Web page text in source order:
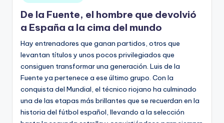
De la Fuente, el hombre que devolvió
a España a la cima del mundo
Hay entrenadores que ganan partidos, otros que
levantan títulos y unos pocos privilegiados que
consiguen transformar una generación. Luis de la
Fuente ya pertenece a ese último grupo. Con la
conquista del Mundial, el técnico riojano ha culminado
una de las etapas más brillantes que se recuerdan en la
historia del fútbol español, llevando a la selección